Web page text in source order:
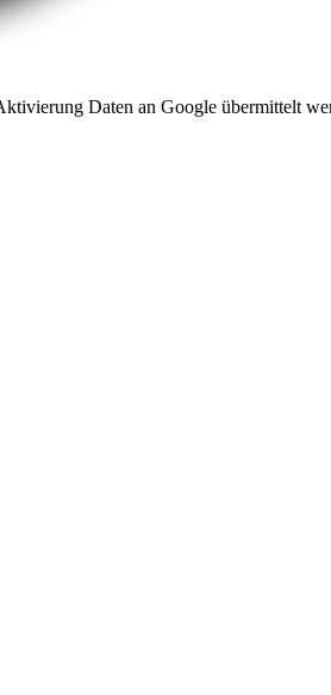
Daten an Google übermittelt